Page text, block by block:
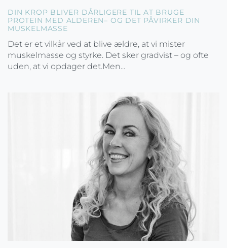
DIN KROP BLIVER DÅRLIGERE TIL AT BRUGE
PROTEIN MED ALDEREN– OG DET PÅVIRKER DIN
MUSKELMASSE
Det er et vilkår ved at blive ældre, at vi mister
muskelmasse og styrke. Det sker gradvist – og ofte
uden, at vi opdager det.Men...